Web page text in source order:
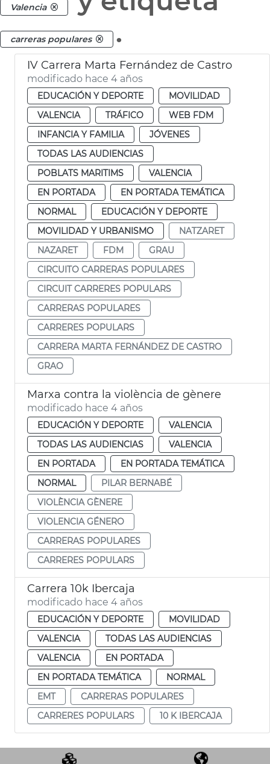
Valencia
carreras populares .
IV Carrera Marta Fernández de Castro
modificado hace 4 años
EDUCACIÓN Y DEPORTE
MOVILIDAD
VALENCIA
TRÁFICO
WEB FDM
INFANCIA Y FAMILIA
JÓVENES
TODAS LAS AUDIENCIAS
POBLATS MARITIMS
VALENCIA
EN PORTADA
EN PORTADA TEMÁTICA
NORMAL
EDUCACIÓN Y DEPORTE
MOVILIDAD Y URBANISMO
NATZARET
NAZARET
FDM
GRAU
CIRCUITO CARRERAS POPULARES
CIRCUIT CARRERES POPULARS
CARRERAS POPULARES
CARRERES POPULARS
CARRERA MARTA FERNÁNDEZ DE CASTRO
GRAO
Marxa contra la violència de gènere
modificado hace 4 años
EDUCACIÓN Y DEPORTE
VALENCIA
TODAS LAS AUDIENCIAS
VALENCIA
EN PORTADA
EN PORTADA TEMÁTICA
NORMAL
PILAR BERNABÉ
VIOLÈNCIA GÈNERE
VIOLENCIA GÉNERO
CARRERAS POPULARES
CARRERES POPULARS
Carrera 10k Ibercaja
modificado hace 4 años
EDUCACIÓN Y DEPORTE
MOVILIDAD
VALENCIA
TODAS LAS AUDIENCIAS
VALENCIA
EN PORTADA
EN PORTADA TEMÁTICA
NORMAL
EMT
CARRERAS POPULARES
CARRERES POPULARS
10 K IBERCAJA